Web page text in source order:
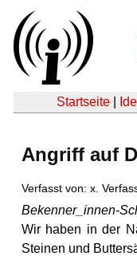
Startseite
Angriff auf
Verfasst von: x.
Bekenner_innen-
Wir haben in der
Steinen und